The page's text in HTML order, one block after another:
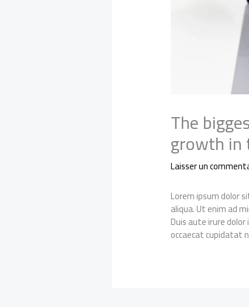
The
growth
Laisser un
Lorem ipsum dolor
aliqua. Ut enim ad
Duis aute irure
occaecat cupidatat